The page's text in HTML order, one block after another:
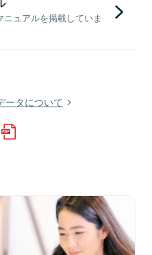
ュアルを掲載していま
ータについて